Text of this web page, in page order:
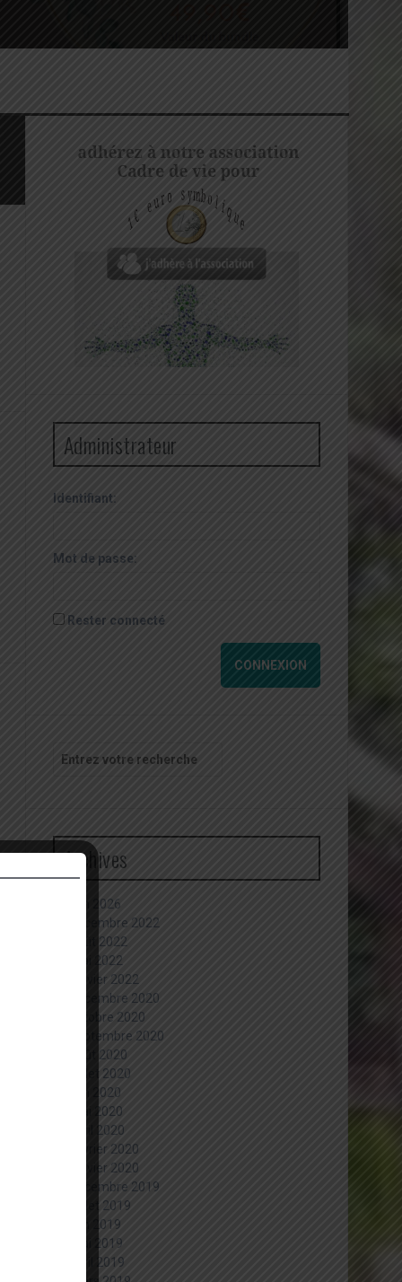
Administrateur
Identifiant:
Mot de passe:
Rester connecté
CONNEXION
Recherche
pour
Archives
juin 2026
décembre 2022
août 2022
mai 2022
janvier 2022
décembre 2020
octobre 2020
septembre 2020
août 2020
juillet 2020
juin 2020
mai 2020
avril 2020
février 2020
janvier 2020
décembre 2019
juillet 2019
juin 2019
mai 2019
avril 2019